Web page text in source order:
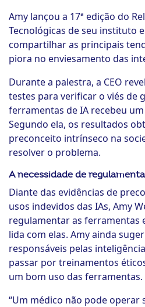
Amy lançou a 17ª edição do
Tecnológicas de seu instituto
compartilhar as principais
piora no enviesamento das
Durante a palestra, a CEO
testes para verificar o viés de
ferramentas de IA recebeu
Segundo ela, os resultados
preconceito intrínseco na
resolver o problema.
A necessidade de
Diante das evidências de
usos indevidos das IAs, Amy
regulamentar as ferramentas
lida com elas. Amy ainda
responsáveis pelas
passar por treinamentos
um bom uso das ferramentas.
“Um médico não pode operar